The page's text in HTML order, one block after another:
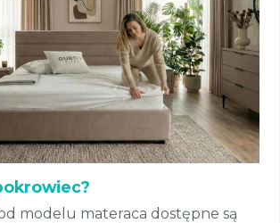
modelu materaca dostępne są